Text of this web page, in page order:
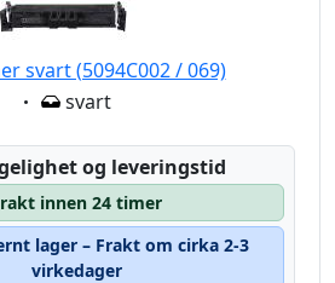
svart (5094C002 / 069)
Eigenschaft:
svart
og leveringstid
innen 24 timer
lager – Frakt om cirka 2-3
virkedager